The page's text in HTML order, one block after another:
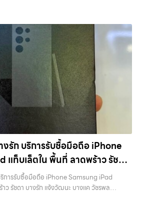
นที่ ลาดพร้าว, รัชดา, บางรัก, แจ้งวัฒนะ, บางแค,
ถึง บางนา, บางพลี, เกษตรนวมินทร์, เสนานิคม,
าร รับซื้อโทรศัพท์, รับซื้อแมคบุค, รับซื้อโน๊ตบุ๊ค, รับ
นๆ เกี่ยวกับสินค้าไอที กรุงเทพฯ – เราพร้อมให้
องเรา เราให้บริการแบบครบวงจรสำหรับลูกค้าที่
ไม่ว่าจะเป็น:…
ยมือถือ.com” เราเข้าใจดีว่าอุปกรณ์แต่ละชิ้นไม่ใช่
นทรัพย์สินที่มีมูลค่า คุณอาจต้องการเปลี่ยนรุ่น หรือ
มอบบริการประเมินสภาพเครื่อง ฟรี ปราบปราม
เน้น โปร่งใส มั่นใจได้ และจ่ายเงินทันทีเมื่อตกลง
งเราครอบคลุมทั้ง iPhone สายใหม่-เก่า,
ละแท็บเล็ตทุกแบรนด์ เรารับถึงแม้จะอยู่ในสภาพ
รือมีรอยบ้าง เพราะมูลค่าของเครื่องไม่ได้ขึ้นอยู่แค่
ง ความครบชุด และความสะดวกในการขายของ
รในเขต ลาดพร้าว, รัชดา, บางรัก, แจ้งวัฒนะ,
ทรา, บางนา, บางพลี, เกษตรนวมินทร์, เสนานิคม,
ณจะค้นหาคำว่า “รับซื้อมือถือใกล้ฉัน”, “รับซื้อ
“ขาย iPad ได้ราคา”, “รับซื้อแท็บเล็ต กรุงเทพ
มือสอง ราคาสูง” — ที่นี่คือคำตอบ เพราะ
คุณได้รับราคาและความสะดวกสบายที่เหนือกว่า
การที่คุณไว้วางใจ พร้อมทีมงานที่พร้อมอำนวย
ตรวจสภาพอย่างมืออาชีพ และจ่ายเงินทันที
ปกรณ์ของคุณเป็นเรื่องง่ายขึ้น ดีกว่า รวดเร็วกว่า
ไอโฟนใกล้ฉัน — ผู้เชี่ยวชาญด้านการให้บริการ รับ
ไอแพด แท็บเล็ตทุกยี่ห้อ ในราคาสูง พร้อม
ฟนใกล้ฉัน ผู้เชี่ยวชาญด้านการให้บริการ รับซื้อมือถือ
แพด แท็บเล็ตทุกยี่ห้อ ในราคาสูง พร้อมจ่ายเงิน
ไอโฟนใกล้ฉัน รับซื้อ iPad และแท็บเล็ตทุกแบรนด์
ด้เงินเร็ว ประสบการณ์เหนือระดับกับการ รับซื้อ
บซื้อมือถือ ยินดีต้อนรับสู่ “รับซื้อขายมือถือ.com”
สำหรับบริการ รับซื้อ มือถือ iPhone, Samsung,
ให้ราคาสูง พร้อมจ่ายเงินทันที ครอบคลุมพื้นที่
, แจ้งวัฒนะ, บางแค, วัชรพล, รามอินทรา และเขต
” ที่สุด ในยุคที่สมาร์ทโฟน แท็บเล็ต และอุปกรณ์ไอที
ทุกช่วงเวลา อุปกรณ์ที่คุณใช้แล้วอาจกลายเป็นของ
บไซต์ของเราจึงเกิดขึ้นเพื่อเป็นทางเลือกให้คุณ
ม่ใช้แล้วให้กลายเป็นเงินสดได้ทันที ด้วยบริการ รับ
กรุงเทพมหานคร อย่างครบวงจร ไม่ว่าคุณจะอยู่
ง เรามีทีมงานพร้อมให้บริการถึงที่ในพื้นที่ “ใกล้
งรัก บริการรับซื้อมือถือ iPhone
แท็บเล็ตใน พื้นที่ ลาดพร้าว รัชดา
บางแค วัชรพล รามอินทรา
ที
การรับซื้อมือถือ iPhone Samsung iPad
ว รัชดา บางรัก แจ้งวัฒนะ บางแค วัชรพล